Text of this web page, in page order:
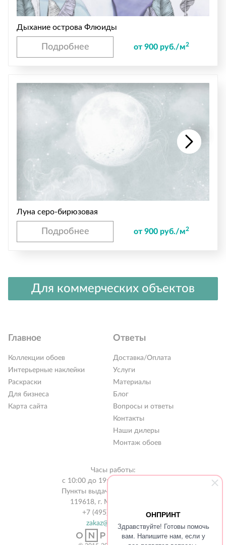
ОНПРИНТ
Здравствуйте! Готовы помочь
вам. Напишите нам, если у
Дыхание острова Флюиды
Подробнее от 900 руб./м2
Луна серо-бирюзовая
Подробнее от 900 руб./м2
Для коммерческих объектов
Главное
Коллекции обоев
Интерьерные наклейки
Раскраски
Для бизнеса
Карта сайта
Ответы
Доставка/Оплата
Услуги
Материалы
Блог
Вопросы и ответы
Контакты
Наши дилеры
Монтаж обоев
Часы работы:
с 10:00 до 19:00 без выходных
Пункты выдачи в 31 городе РФ
119618, г. Москва, а/я 519
+7 (495) 134-13-56
zakaz@onprint.ru